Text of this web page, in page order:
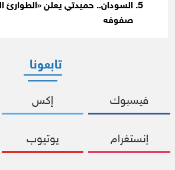
السودان.. حميدتي يعلن
صفوفه
تابعونا
فيسبوك إكس
إنستغرام يوتيوب